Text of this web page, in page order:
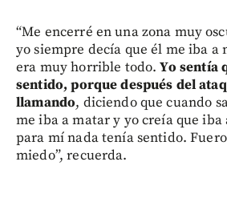
“Me encerré en una zona muy
yo siempre decía que él me iba
era muy horrible todo.Yo sentía
sentido, porque después del
llamando, diciendo que cuando
me iba a matar y yo creía que iba
para mí nada tenía sentido.
miedo”, recuerda.